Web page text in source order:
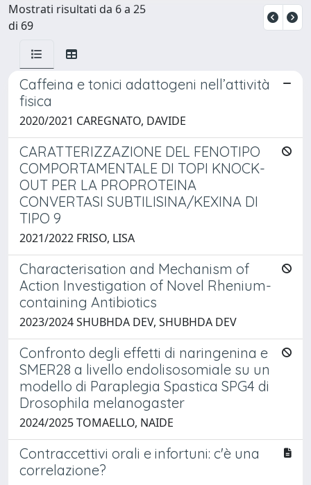
Mostrati risultati da 6 a 25
di 69
Caffeina e tonici adattogeni nell’attività
fisica
2020/2021 CAREGNATO, DAVIDE
CARATTERIZZAZIONE DEL FENOTIPO
COMPORTAMENTALE DI TOPI KNOCK-
OUT PER LA PROPROTEINA
CONVERTASI SUBTILISINA/KEXINA DI
TIPO 9
2021/2022 FRISO, LISA
Characterisation and Mechanism of
Action Investigation of Novel Rhenium-
containing Antibiotics
2023/2024 SHUBHDA DEV, SHUBHDA DEV
Confronto degli effetti di naringenina e
SMER28 a livello endolisosomiale su un
modello di Paraplegia Spastica SPG4 di
Drosophila melanogaster
2024/2025 TOMAELLO, NAIDE
Contraccettivi orali e infortuni: c'è una
correlazione?